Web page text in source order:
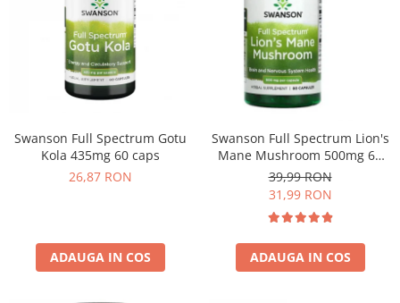
Swanson Full Spectrum Gotu
Kola 435mg 60 caps
26,87 RON
ADAUGA IN COS
Swanson Full Spectrum Lion's
Mane Mushroom 500mg 60
caps
39,99 RON
31,99 RON
ADAUGA IN COS